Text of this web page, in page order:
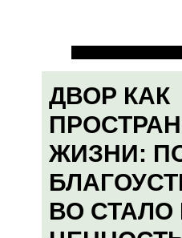
ДВОР КАК
ЖИЗНИ:
ВО